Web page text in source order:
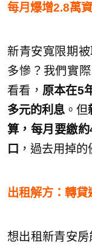
每月爆增2.8萬
新青安寬限期
多慘？我們實
看看， 原本在5
多元的利息 。但
算，每月要繳
口 ，過去用掉
出租解方：轉貸
想出租新青安房